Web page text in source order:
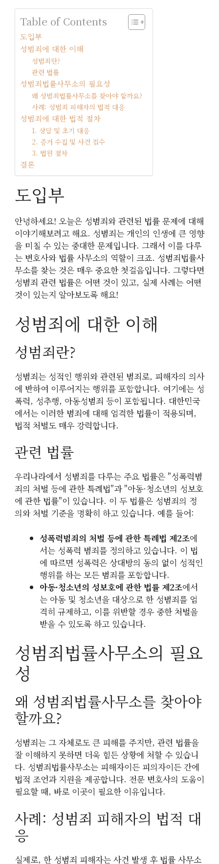
Table of Contents
도입부
성범죄에 대한 이해
성범죄란?
관련 법률
성범죄법률사무소의 필요성
왜 성범죄법률사무소를 찾아야 할까요?
사례: 성범죄 피해자의 법적 대응
성범죄에 대한 법적 절차
1. 상담 및 초기 대응
2. 증거 수집 및 사건 접수
3. 법원 절차
결론
도입부
안녕하세요! 오늘은 성범죄와 관련된 법률 문제에 대해
이야기해보려고 해요. 성범죄는 개인의 인생에 큰 영향
을 미칠 수 있는 중대한 문제입니다. 그래서 이를 다루
는 변호사와 법률 사무소의 역할이 크죠. 성범죄법률사
무소를 찾는 것은 매우 중요한 첫걸음입니다. 그렇다면
성범죄 관련 법률은 어떤 것이 있고, 실제 사례는 어떤
것이 있는지 알아보도록 해요!
성범죄에 대한 이해
성범죄란?
성범죄는 성적인 행위와 관련된 범죄로, 피해자의 의사
에 반하여 이루어지는 행위를 포함합니다. 여기에는 성
폭력, 성추행, 아동성범죄 등이 포함됩니다. 대한민국
에서는 이러한 범죄에 대해 엄격한 법률이 적용되며,
법적 처벌도 매우 강력합니다.
관련 법률
우리나라에서 성범죄를 다루는 주요 법률은 "성폭력범
죄의 처벌 등에 관한 특례법"과 "아동·청소년의 성보호
에 관한 법률"이 있습니다. 이 두 법률은 성범죄의 정
의와 처벌 기준을 명확히 하고 있습니다. 예를 들어:
성폭력범죄의 처벌 등에 관한 특례법 제2조에
서는 성폭력 범죄를 정의하고 있습니다. 이 법
에 따르면 성폭력은 상대방의 동의 없이 성적인
행위를 하는 모든 범죄를 포함합니다.
아동·청소년의 성보호에 관한 법률 제2조에서
는 아동 및 청소년을 대상으로 한 성범죄를 엄
격히 규제하고, 이를 위반할 경우 중한 처벌을
받을 수 있도록 하고 있습니다.
성범죄법률사무소의 필요
성
왜 성범죄법률사무소를 찾아야
할까요?
성범죄는 그 자체로도 큰 피해를 주지만, 관련 법률을
잘 이해하지 못하면 더욱 힘든 상황에 처할 수 있습니
다. 성범죄법률사무소는 피해자이든 피의자이든 간에
법적 조언과 지원을 제공합니다. 전문 변호사의 도움이
필요할 때, 바로 이곳이 필요한 이유입니다.
사례: 성범죄 피해자의 법적 대
응
실제로, 한 성범죄 피해자는 사건 발생 후 법률 사무소